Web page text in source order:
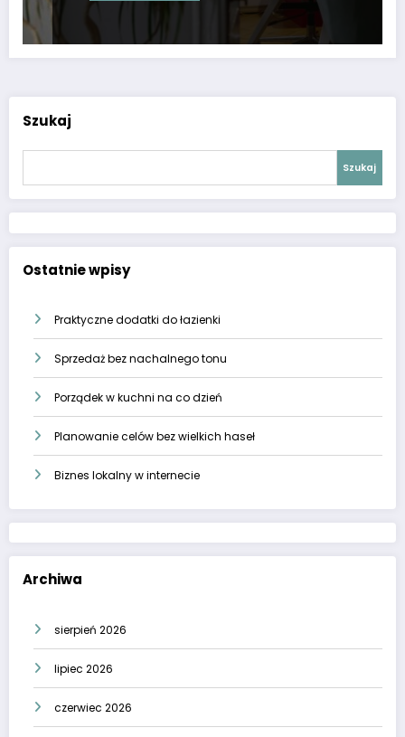
Szukaj
Szukaj
Ostatnie wpisy
Praktyczne dodatki do łazienki
Sprzedaż bez nachalnego tonu
Porządek w kuchni na co dzień
Planowanie celów bez wielkich haseł
Biznes lokalny w internecie
Archiwa
sierpień 2026
lipiec 2026
czerwiec 2026